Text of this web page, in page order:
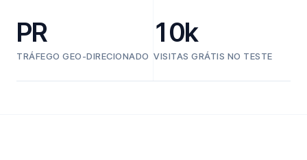
PR
TRÁFEGO GEO-DIRECIONADO
10k
VISITAS GRÁTIS NO TESTE